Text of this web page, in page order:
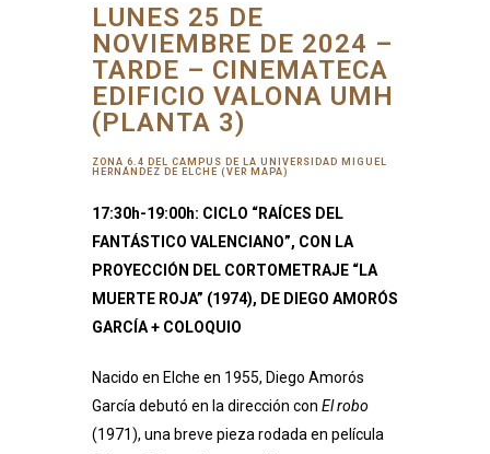
LUNES 25 DE
NOVIEMBRE DE 2024 –
TARDE – CINEMATECA
EDIFICIO VALONA UMH
(PLANTA 3)
ZONA 6.4 DEL CAMPUS DE LA UNIVERSIDAD MIGUEL
HERNÁNDEZ DE ELCHE (VER MAPA)
17:30h-19:00h: CICLO “RAÍCES DEL
FANTÁSTICO VALENCIANO”, CON LA
PROYECCIÓN DEL CORTOMETRAJE “LA
MUERTE ROJA” (1974), DE DIEGO AMORÓS
GARCÍA + COLOQUIO
Nacido en Elche en 1955, Diego Amorós
García debutó en la dirección con El robo
(1971), una breve pieza rodada en película